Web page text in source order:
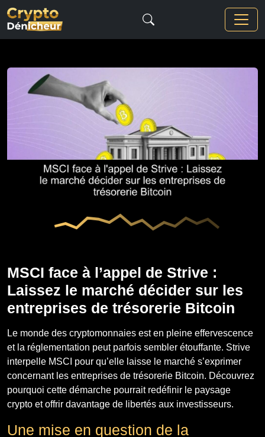
MSCI face à l’appel de Strive :
Laissez le marché décider sur les
entreprises de trésorerie Bitcoin
Le monde des cryptomonnaies est en pleine effervescence
et la réglementation peut parfois sembler étouffante. Strive
interpelle MSCI pour qu’elle laisse le marché s’exprimer
concernant les entreprises de trésorerie Bitcoin. Découvrez
pourquoi cette démarche pourrait redéfinir le paysage
crypto et offrir davantage de libertés aux investisseurs.
Une mise en question de la